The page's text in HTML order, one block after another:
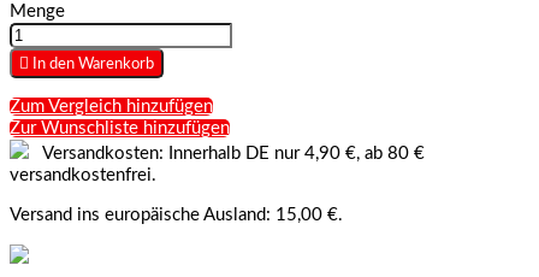
Menge
 In den Warenkorb
Zum Vergleich hinzufügen
Zur Wunschliste hinzufügen
Versandkosten: Innerhalb DE nur 4,90 €, ab 80 €
versandkostenfrei.
Versand ins europäische Ausland: 15,00 €.